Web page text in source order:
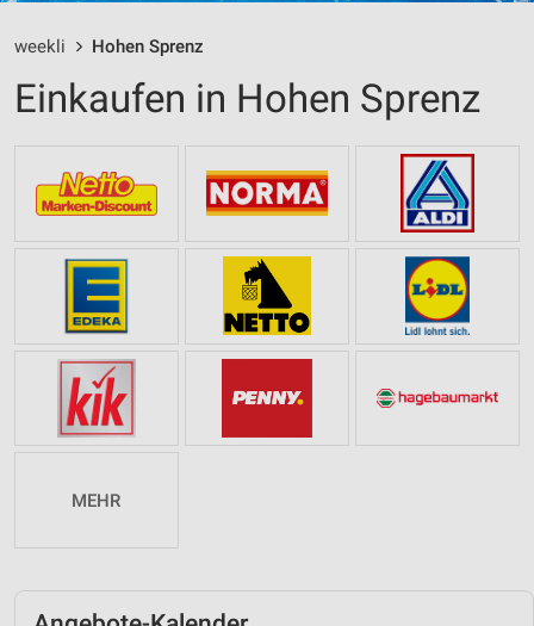
weekli Hohen Sprenz
Einkaufen in Hohen Sprenz
MEHR